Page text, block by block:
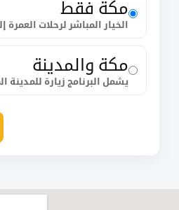
مكة فقط
الخيار المباشر لرحلات
مكة والمدينة
يشمل البرنامج زيارة للمدينة